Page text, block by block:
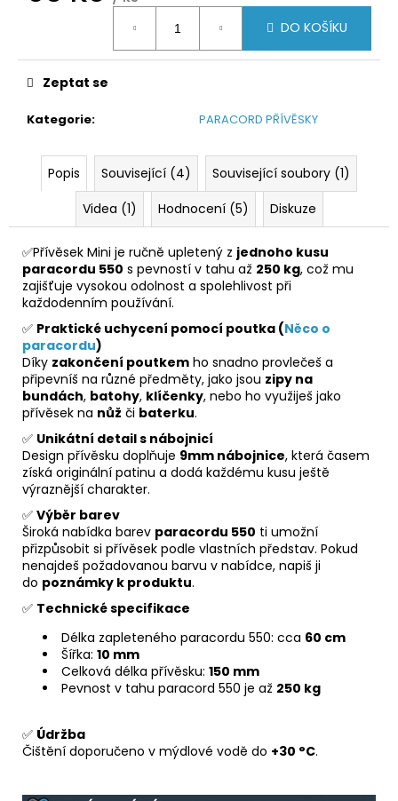
DO KOŠÍKU
Kategorie: PARACORD PŘÍVĚSKY
Zeptat se
Popis Související (4)
Související soubory (1)
Videa (1)
Hodnocení (5) Diskuze
✅Přívěsek Mini je ručně upletený z jednoho kusu
paracordu 550 s pevností v tahu až 250 kg, což mu
zajišťuje vysokou odolnost a spolehlivost při
každodenním používání.
✅ Praktické uchycení pomocí poutka (Něco o
paracordu)
Díky zakončení poutkem ho snadno provlečeš a
připevníš na různé předměty, jako jsou zipy na
bundách, batohy, klíčenky, nebo ho využiješ jako
přívěsek na nůž či baterku.
✅ Unikátní detail s nábojnicí
Design přívěsku doplňuje 9mm nábojnice, která časem
získá originální patinu a dodá každému kusu ještě
výraznější charakter.
✅ Výběr barev
Široká nabídka barev paracordu 550 ti umožní
přizpůsobit si přívěsek podle vlastních představ. Pokud
nenajdeš požadovanou barvu v nabídce, napiš ji
do poznámky k produktu.
✅ Technické specifikace
Délka zapleteného paracordu 550: cca 60 cm
Šířka: 10 mm
Celková délka přívěsku: 150 mm
Pevnost v tahu paracord 550 je až 250 kg
✅ Údržba
Čištění doporučeno v mýdlové vodě do +30 °C.